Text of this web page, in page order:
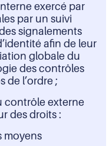
exercé par
par un suivi
signalements
afin de leur
globale du
des contrôles
de l’ordre ;
contrôle externe
des droits :
moyens